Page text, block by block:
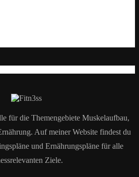
für die Themengebiete Muskelaufbau,
Auf meiner Website findest du
und Ernährungspläne für alle
Ziele.